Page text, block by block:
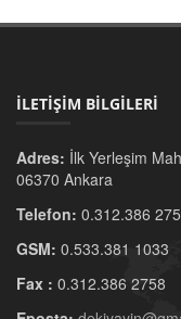
İLETİŞİM BİLGİLERİ
Adres: İlk Yerleşim
06370 Ankara
Telefon: 0.312.386
GSM: 0.533.381 1033
Fax : 0.312.386 2758